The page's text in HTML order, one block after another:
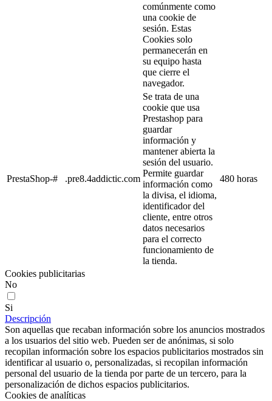
comúnmente como
una cookie de
sesión. Estas
Cookies solo
permanecerán en
su equipo hasta
que cierre el
navegador.
PrestaShop-# .pre8.4addictic.com
Se trata de una
cookie que usa
Prestashop para
guardar
información y
mantener abierta la
sesión del usuario.
Permite guardar
información como
la divisa, el idioma,
identificador del
cliente, entre otros
datos necesarios
para el correcto
funcionamiento de
la tienda.
480 horas
Cookies publicitarias
No
Si
Descripción
Son aquellas que recaban información sobre los anuncios mostrados
a los usuarios del sitio web. Pueden ser de anónimas, si solo
recopilan información sobre los espacios publicitarios mostrados sin
identificar al usuario o, personalizadas, si recopilan información
personal del usuario de la tienda por parte de un tercero, para la
personalización de dichos espacios publicitarios.
Cookies de analíticas